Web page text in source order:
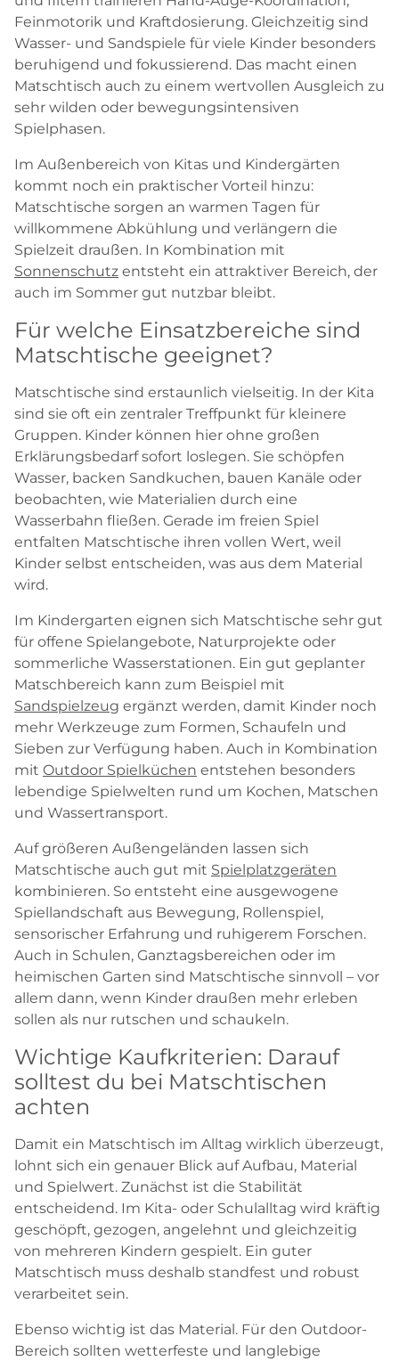
Feinmotorik und Kraftdosierung. Gleichzeitig sind
Wasser- und Sandspiele für viele Kinder besonders
beruhigend und fokussierend. Das macht einen
Matschtisch auch zu einem wertvollen Ausgleich zu
sehr wilden oder bewegungsintensiven
Spielphasen.
Im Außenbereich von Kitas und Kindergärten
kommt noch ein praktischer Vorteil hinzu:
Matschtische sorgen an warmen Tagen für
willkommene Abkühlung und verlängern die
Spielzeit draußen. In Kombination mit
Sonnenschutz entsteht ein attraktiver Bereich, der
auch im Sommer gut nutzbar bleibt.
Für welche Einsatzbereiche sind
Matschtische geeignet?
Matschtische sind erstaunlich vielseitig. In der Kita
sind sie oft ein zentraler Treffpunkt für kleinere
Gruppen. Kinder können hier ohne großen
Erklärungsbedarf sofort loslegen. Sie schöpfen
Wasser, backen Sandkuchen, bauen Kanäle oder
beobachten, wie Materialien durch eine
Wasserbahn fließen. Gerade im freien Spiel
entfalten Matschtische ihren vollen Wert, weil
Kinder selbst entscheiden, was aus dem Material
wird.
Im Kindergarten eignen sich Matschtische sehr gut
für offene Spielangebote, Naturprojekte oder
sommerliche Wasserstationen. Ein gut geplanter
Matschbereich kann zum Beispiel mit
Sandspielzeug ergänzt werden, damit Kinder noch
mehr Werkzeuge zum Formen, Schaufeln und
Sieben zur Verfügung haben. Auch in Kombination
mit Outdoor Spielküchen entstehen besonders
lebendige Spielwelten rund um Kochen, Matschen
und Wassertransport.
Auf größeren Außengeländen lassen sich
Matschtische auch gut mit Spielplatzgeräten
kombinieren. So entsteht eine ausgewogene
Spiellandschaft aus Bewegung, Rollenspiel,
sensorischer Erfahrung und ruhigerem Forschen.
Auch in Schulen, Ganztagsbereichen oder im
heimischen Garten sind Matschtische sinnvoll – vor
allem dann, wenn Kinder draußen mehr erleben
sollen als nur rutschen und schaukeln.
Wichtige Kaufkriterien: Darauf
solltest du bei Matschtischen
achten
Damit ein Matschtisch im Alltag wirklich überzeugt,
lohnt sich ein genauer Blick auf Aufbau, Material
und Spielwert. Zunächst ist die Stabilität
entscheidend. Im Kita- oder Schulalltag wird kräftig
geschöpft, gezogen, angelehnt und gleichzeitig
von mehreren Kindern gespielt. Ein guter
Matschtisch muss deshalb standfest und robust
verarbeitet sein.
Ebenso wichtig ist das Material. Für den Outdoor-
Bereich sollten wetterfeste und langlebige